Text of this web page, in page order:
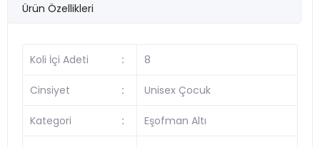
Ürün Özellikleri
Koli İçi Adeti : 8
Cinsiyet : Unisex Çocuk
Kategori : Eşofman Altı